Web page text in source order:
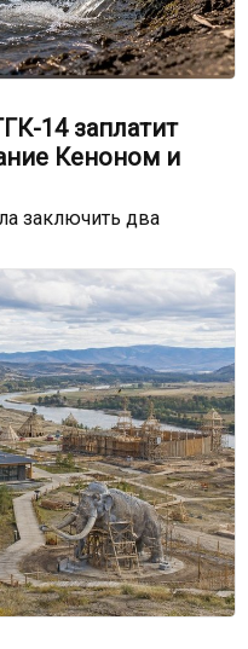
14 заплатит
Кеноном и
заключить два